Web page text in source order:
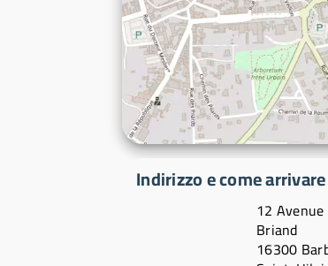
Indirizzo e come arrivare
12
Briand
16300